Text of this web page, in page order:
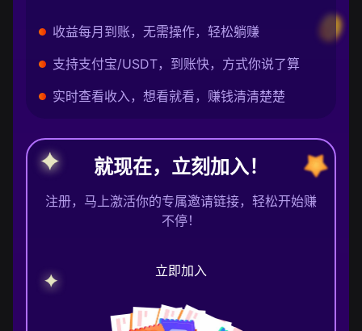
收益每月到账，无需操作，轻松躺赚
支持支付宝/USDT，到账快，方式你说了算
实时查看收入，想看就看，赚钱清清楚楚
就现在，立刻加入！
注册，马上激活你的专属邀请链接，轻松开始赚
不停！
立即加入